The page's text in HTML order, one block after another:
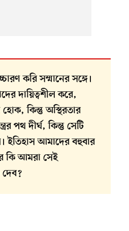
করি সম্মানের সঙ্গে।
দায়িত্বশীল করে,
হোক, কিন্তু অস্থিরতার
পথ দীর্ঘ, কিন্তু সেটি
ইতিহাস আমাদের বহুবার
কি আমরা সেই
দেব?